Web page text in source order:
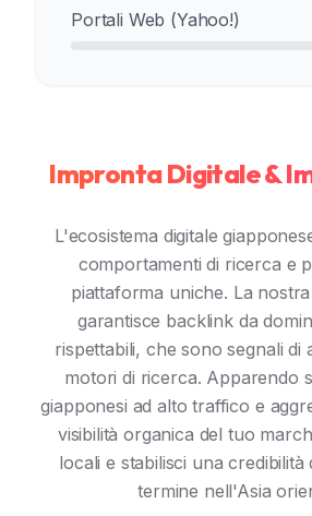
Portali Web (Yahoo!)
Impronta Digitale &
L'ecosistema digitale
comportamenti di ricerca e
piattaforma uniche. La
garantisce backlink da
rispettabili, che sono segnali di
motori di ricerca. Apparendo
giapponesi ad alto traffico e
visibilità organica del tuo
locali e stabilisci una credibilità
termine nell'Asia